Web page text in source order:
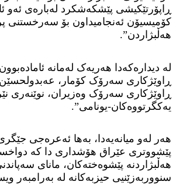
ڕاپۆرتێکیشی پێشکەشکرد لەبارەی ئەو
کۆمیسیۆن ئەنجامیداون بۆ سەرخستنی
هەڵبژاردن”.
لە دیدارەکەدا هەریەک لەمانە
ڕاوێژکاری سەرۆک کۆمار، عەبدولحسێن
ڕاوێژکاری سەرۆک وەزیران، نوێنەری
یەکگرتووەکان-یونامی”.
هەر لەو میانەیەدا، بەها ئەعرەجی
پێشووتری عێراق هۆشداری دا کە
هەڵبژاردنە پێشوەختەکان، مانای
سنووربەزێنیی حیزبەکانە لە بەرامبەر